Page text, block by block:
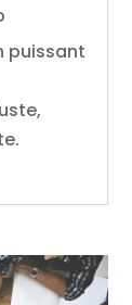
puissant